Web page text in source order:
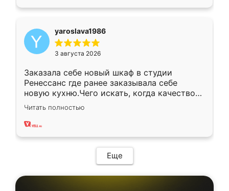
yaroslava1986
3 августа 2026
Заказала себе новый шкаф в студии
Ренессанс где ранее заказывала себе
новую кухню.Чего искать, когда качеством
вполне довольна. Служит кухня уже почти
два года, нареканий нет.
Читать полностью
Еще